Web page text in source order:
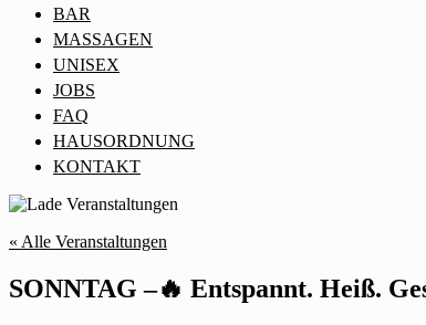
BAR
MASSAGEN
UNISEX
JOBS
FAQ
HAUSORDNUNG
KONTAKT
« Alle Veranstaltungen
SONNTAG –🔥 Entspannt. Heiß.